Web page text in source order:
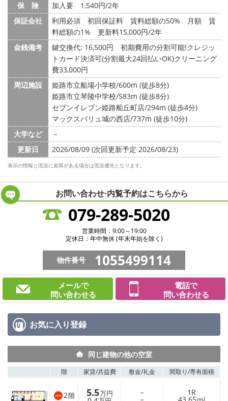
保 険
加入要 1,540円/2年
保証会社
利用必須 初回保証料 賃料総額の50% 月額 賃
料総額の1% 更新料15,000円/2年
金銭備考
鍵交換代: 16,500円
初期費用の分割可能!クレジッ
トカード決済可(分割最大24回払いOK)クリーニング
費33,000円
周辺施設
姫路市立船場小学校/600m (徒歩8分)
姫路市立琴陵中学校/583m (徒歩8分)
セブンイレブン姫路船丘町店/294m (徒歩4分)
マックスバリュ城の西店/737m (徒歩10分)
大学など
－
更新日
2026/08/09 (次回更新予定 2026/08/23)
表示の情報と現況に差異がある場合は現況優先となります。
お問い合わせ·内覧予約はこちらから
079-289-5020
営業時間：9:00～19:00
定休日：年中無休 (年末年始を除く)
物件番号 1055499114
メールで
問い合わせる
電話で
問い合わせる
お気に入り登録
同じ建物の他の空室
階 家賃/共益費 敷金/礼金 間取り/専有面積
2階 5.5万円 － 1R